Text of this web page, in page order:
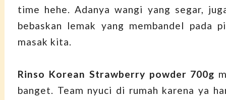
time hehe. Adanya wangi yang segar,
bebaskan lemak yang membandel pada
masak kita.
Rinso Korean Strawberry powder 700g
banget. Team nyuci di rumah karena ya